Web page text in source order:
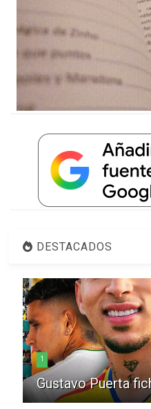
DESTACADOS
1
Gustavo Puerta